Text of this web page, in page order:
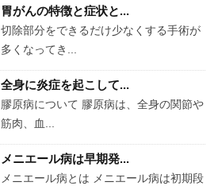
胃がんの特徴と症状と...
切除部分をできるだけ少なくする手術が
多くなってき...
全身に炎症を起こして...
膠原病について 膠原病は、全身の関節や
筋肉、血...
メニエール病は早期発...
メニエール病とは メニエール病は初期段